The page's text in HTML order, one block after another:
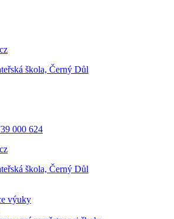
000 624
výuky